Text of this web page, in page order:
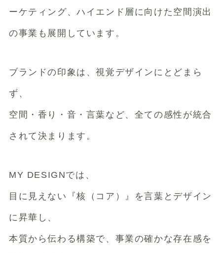
ーケティング、ハイエンド層に向けた空間演出
の事業も展開しています。
ブランドの印象は、視覚デザインにとどまら
ず、
​​空間・香り・音・言葉など、全ての感性が統合
されて決まります。
MY DESIGNでは、
目に見えない『核（コア）』を言葉とデザイン
に昇華し、
本質から伝わる構築で、事業の確かな存在感を